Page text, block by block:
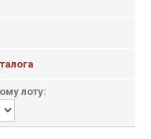
лоту: